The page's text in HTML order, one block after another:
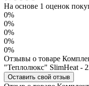
На основе 1 оценок
0%
0%
0%
0%
0%
Отзывы о товаре
"Теплолюкс" SlimHeat -
Оставить свой отзыв